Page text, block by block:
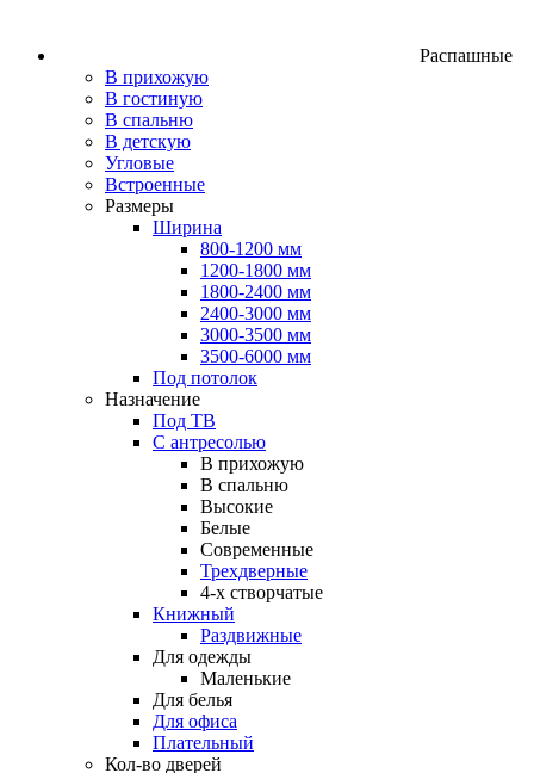
Распашные
В прихожую
В гостиную
В спальню
В детскую
Угловые
Встроенные
Размеры
Ширина
800-1200 мм
1200-1800 мм
1800-2400 мм
2400-3000 мм
3000-3500 мм
3500-6000 мм
Под потолок
Назначение
Под ТВ
С антресолью
В прихожую
В спальню
Высокие
Белые
Современные
Трехдверные
4-х створчатые
Книжный
Раздвижные
Для одежды
Маленькие
Для белья
Для офиса
Плательный
Кол-во дверей